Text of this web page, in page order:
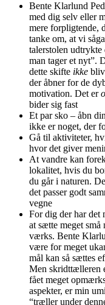
Bente Klarlund
med dig selv eller
mere forpligtende,
tanke om, at vi
talerstolen udtrykte
man tager et nyt”.
dette skifte ikke
der åbner for de
motivation. Det er
bider sig fast
Et par sko – åbn
ikke er noget, der
Gå til aktiviteter,
hvor det giver
At vandre kan
lokalitet, hvis du
du går i naturen.
det passer godt
vegne
For dig der har det
at sætte meget
værks. Bente
være for meget
mål kan så sættes
Men skridttælleren
fået meget
aspekter, er min
“træller under